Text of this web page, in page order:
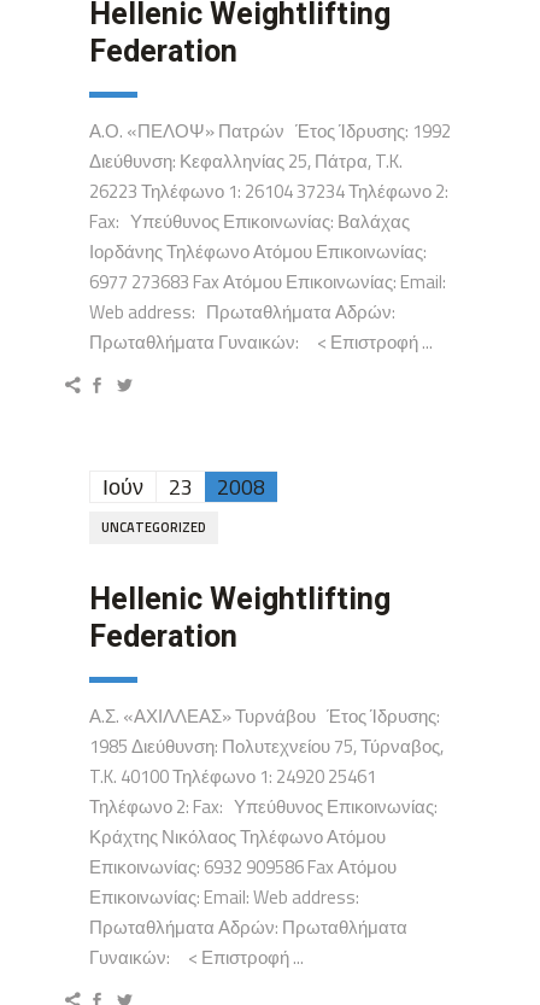
Hellenic Weightlifting
Federation
Α.Ο. «ΠΕΛΟΨ» Πατρών Έτος Ίδρυσης: 1992
Διεύθυνση: Κεφαλληνίας 25, Πάτρα, T.K.
26223 Τηλέφωνο 1: 26104 37234 Τηλέφωνο 2:
Fax: Υπεύθυνος Επικοινωνίας: Βαλάχας
Ιορδάνης Τηλέφωνο Ατόμου Επικοινωνίας:
6977 273683 Fax Ατόμου Επικοινωνίας: Email:
Web address: Πρωταθλήματα Αδρών:
Πρωταθλήματα Γυναικών: < Επιστροφή ...
Ιούν 23 2008
UNCATEGORIZED
Hellenic Weightlifting
Federation
Α.Σ. «ΑΧΙΛΛΕΑΣ» Τυρνάβου Έτος Ίδρυσης:
1985 Διεύθυνση: Πολυτεχνείου 75, Τύρναβος,
T.K. 40100 Τηλέφωνο 1: 24920 25461
Τηλέφωνο 2: Fax: Υπεύθυνος Επικοινωνίας:
Κράχτης Νικόλαος Τηλέφωνο Ατόμου
Επικοινωνίας: 6932 909586 Fax Ατόμου
Επικοινωνίας: Email: Web address:
Πρωταθλήματα Αδρών: Πρωταθλήματα
Γυναικών: < Επιστροφή ...